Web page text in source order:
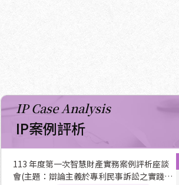
IP Case Analysis
IP案例評析
113 年度第一次智慧財產實務案例評析座談
會(主題：辯論主義於專利民事訴訟之實踐：